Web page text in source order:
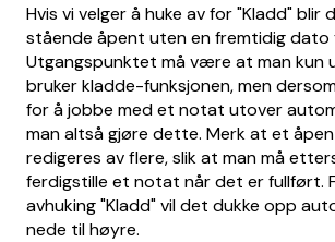
Hvis vi velger å huke av for "Kladd" blir
stående åpent uten en fremtidig dato
Utgangspunktet må være at man kun
bruker kladde-funksjonen, men
for å jobbe med et notat utover
man altså gjøre dette. Merk at et
redigeres av flere, slik at man må
ferdigstille et notat når det er fullført.
avhuking "Kladd" vil det dukke opp
nede til høyre.